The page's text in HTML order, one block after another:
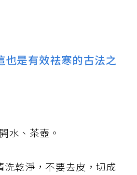
也是有效祛寒的古法之
水、茶壺。
洗乾淨，不要去皮，切成